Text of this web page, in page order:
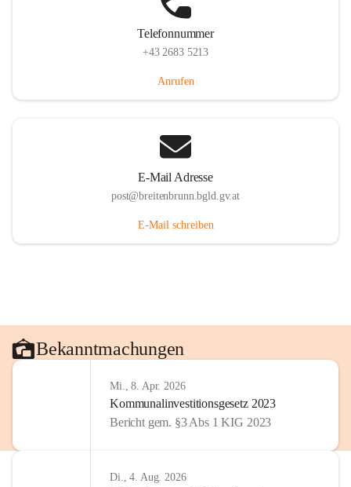
Telefonnummer
+43 2683 5213
Anrufen
E-Mail Adresse
post@breitenbrunn.bgld.gv.at
E-Mail schreiben
Bekanntmachungen
Mi., 8. Apr. 2026
Kommunalinvestitionsgesetz 2023
Bericht gem. §3 Abs 1 KIG 2023
Di., 4. Aug. 2026